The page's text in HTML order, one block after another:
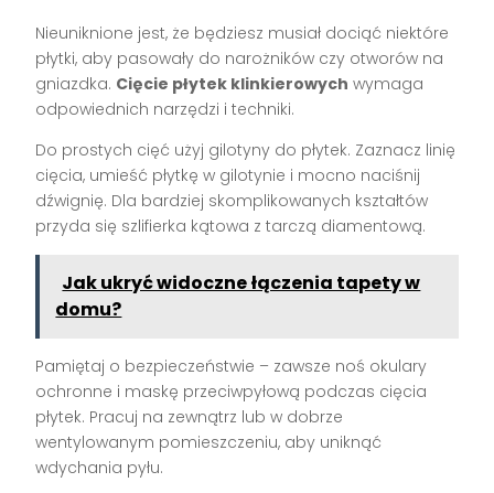
Nieuniknione jest, że będziesz musiał dociąć niektóre
płytki, aby pasowały do narożników czy otworów na
gniazdka. Cięcie płytek klinkierowych wymaga
odpowiednich narzędzi i techniki.
Do prostych cięć użyj gilotyny do płytek. Zaznacz linię
cięcia, umieść płytkę w gilotynie i mocno naciśnij
dźwignię. Dla bardziej skomplikowanych kształtów
przyda się szlifierka kątowa z tarczą diamentową.
Jak ukryć widoczne łączenia tapety w
domu?
Pamiętaj o bezpieczeństwie – zawsze noś okulary
ochronne i maskę przeciwpyłową podczas cięcia
płytek. Pracuj na zewnątrz lub w dobrze
wentylowanym pomieszczeniu, aby uniknąć
wdychania pyłu.